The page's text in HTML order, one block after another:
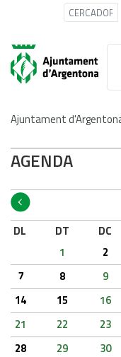
Ajuntament
AGENDA
DL DT DC
1
2
7
8 9
14
15 16
21
22 23
28
29 30